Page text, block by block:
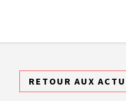
RETOUR AUX